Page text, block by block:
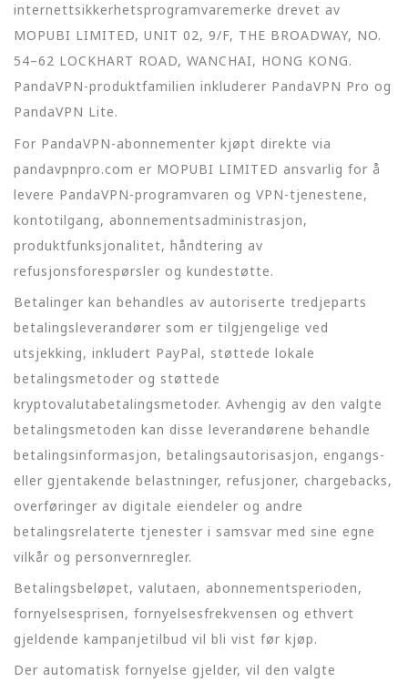
internettsikkerhetsprogramvaremerke drevet av
MOPUBI LIMITED, UNIT 02, 9/F, THE BROADWAY, NO.
54–62 LOCKHART ROAD, WANCHAI, HONG KONG.
PandaVPN-produktfamilien inkluderer PandaVPN Pro og
PandaVPN Lite.
For PandaVPN-abonnementer kjøpt direkte via
pandavpnpro.com er MOPUBI LIMITED ansvarlig for å
levere PandaVPN-programvaren og VPN-tjenestene,
kontotilgang, abonnementsadministrasjon,
produktfunksjonalitet, håndtering av
refusjonsforespørsler og kundestøtte.
Betalinger kan behandles av autoriserte tredjeparts
betalingsleverandører som er tilgjengelige ved
utsjekking, inkludert PayPal, støttede lokale
betalingsmetoder og støttede
kryptovalutabetalingsmetoder. Avhengig av den valgte
betalingsmetoden kan disse leverandørene behandle
betalingsinformasjon, betalingsautorisasjon, engangs-
eller gjentakende belastninger, refusjoner, chargebacks,
overføringer av digitale eiendeler og andre
betalingsrelaterte tjenester i samsvar med sine egne
vilkår og personvernregler.
Betalingsbeløpet, valutaen, abonnementsperioden,
fornyelsesprisen, fornyelsesfrekvensen og ethvert
gjeldende kampanjetilbud vil bli vist før kjøp.
Der automatisk fornyelse gjelder, vil den valgte